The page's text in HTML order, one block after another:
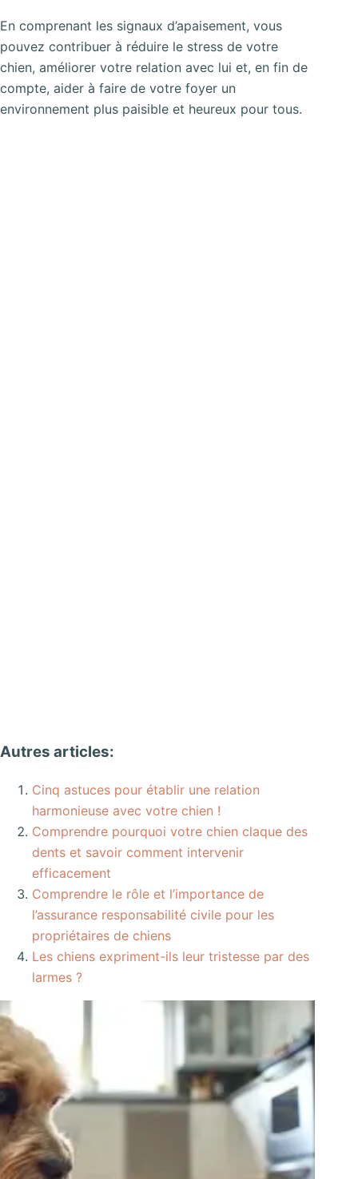
En comprenant les signaux d’apaisement, vous
pouvez contribuer à réduire le stress de votre
chien, améliorer votre relation avec lui et, en fin de
compte, aider à faire de votre foyer un
environnement plus paisible et heureux pour tous.
Autres articles:
Cinq astuces pour établir une relation
harmonieuse avec votre chien !
Comprendre pourquoi votre chien claque des
dents et savoir comment intervenir
efficacement
Comprendre le rôle et l’importance de
l’assurance responsabilité civile pour les
propriétaires de chiens
Les chiens expriment-ils leur tristesse par des
larmes ?